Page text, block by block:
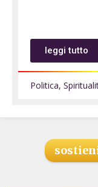
leggi tutto
Politica,